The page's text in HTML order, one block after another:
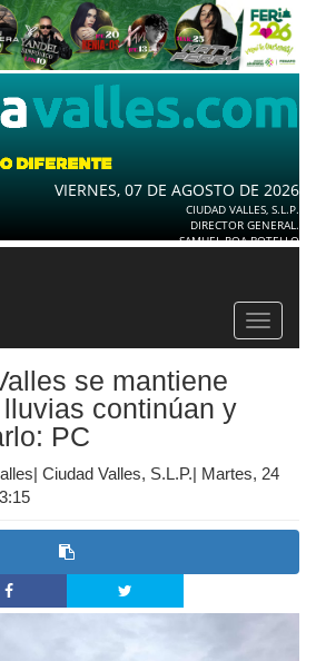
VIERNES, 07 DE AGOSTO DE 2026
CIUDAD VALLES, S.L.P.
DIRECTOR GENERAL.
SAMUEL ROA BOTELLO
Toggle
se mantiene
continúan y
PC
Ciudad Valles, S.L.P.| Martes, 24